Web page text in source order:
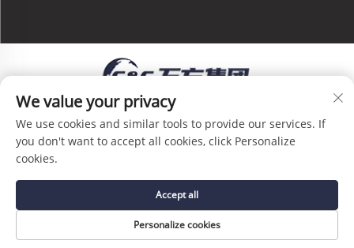
Direitos Autorais © C&C GLOBAL Logistics Co.,
Limited Todos os Direitos Reservados - Política de
Privacidade
PÁGINA INICIAL SERVIÇO E-MAIL TEL
We value your privacy
We use cookies and similar tools to provide our services. If
you don't want to accept all cookies, click Personalize
cookies.
Personalize cookies
Accept all